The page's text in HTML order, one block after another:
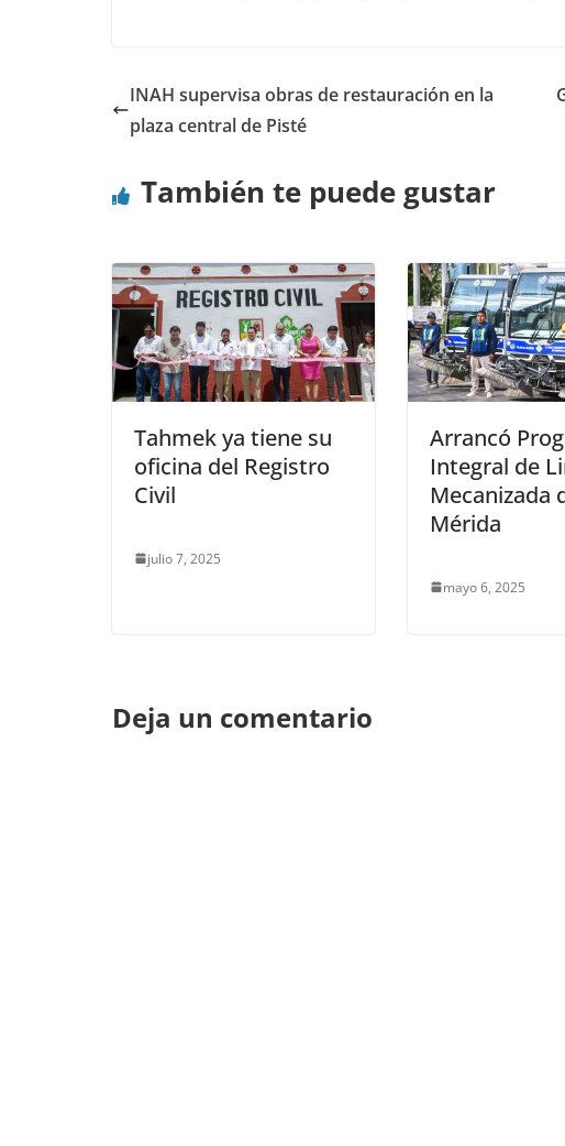
INAH supervisa obras de restauración en la
plaza central de Pisté
También te puede gustar
Tahmek ya tiene su
oficina del Registro
Civil
julio 7, 2025
Arrancó
Integral de
Mecanizada
Mérida
mayo 6, 2025
Deja un comentario